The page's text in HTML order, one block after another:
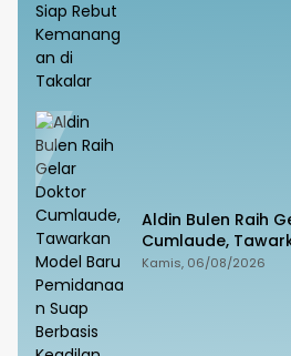
Aldin Bulen Raih
Cumlaude,
Pemidanaan Suap
Kamis, 06/08/2026